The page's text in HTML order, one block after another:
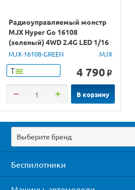
Радиоуправляемый монстр
MJX Hyper Go 16108
(зеленый) 4WD 2.4G LED 1/16
RTR
MJX-16108-GREEN MJX
Т 4 790 o
В корзину
Выберите бренд
Беспилотники